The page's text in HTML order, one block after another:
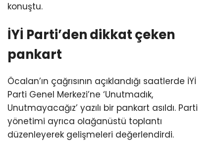
konuştu.
İYİ Parti’den dikkat çeken
pankart
Öcalan’ın çağrısının açıklandığı saatlerde İYİ
Parti Genel Merkezi’ne ‘Unutmadık,
Unutmayacağız’ yazılı bir pankart asıldı. Parti
yönetimi ayrıca olağanüstü toplantı
düzenleyerek gelişmeleri değerlendirdi.